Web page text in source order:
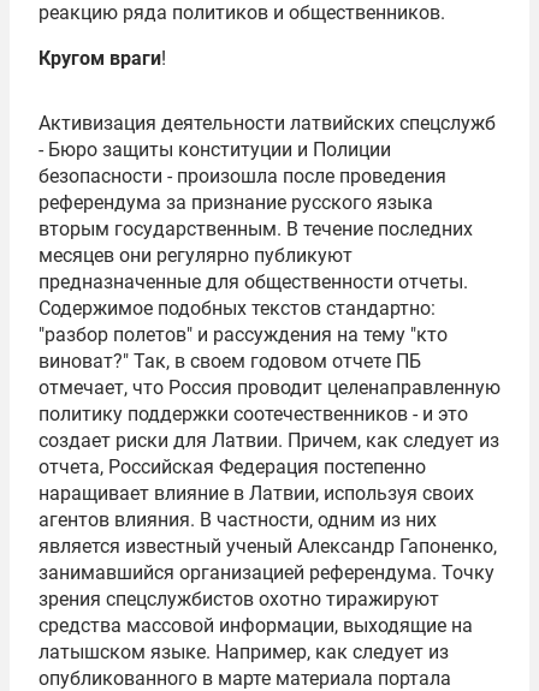
реакцию ряда политиков и общественников.
Кругом враги!
Активизация деятельности латвийских спецслужб
- Бюро защиты конституции и Полиции
безопасности - произошла после проведения
референдума за признание русского языка
вторым государственным. В течение последних
месяцев они регулярно публикуют
предназначенные для общественности отчеты.
Содержимое подобных текстов стандартно:
"разбор полетов" и рассуждения на тему "кто
виноват?" Так, в своем годовом отчете ПБ
отмечает, что Россия проводит целенаправленную
политику поддержки соотечественников - и это
создает риски для Латвии. Причем, как следует из
отчета, Российская Федерация постепенно
наращивает влияние в Латвии, используя своих
агентов влияния. В частности, одним из них
является известный ученый Александр Гапоненко,
занимавшийся организацией референдума. Точку
зрения спецслужбистов охотно тиражируют
средства массовой информации, выходящие на
латышском языке. Например, как следует из
опубликованного в марте материала портала